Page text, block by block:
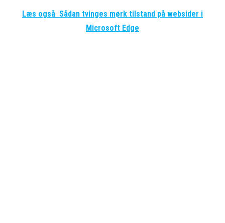
Læs også Sådan tvinges mørk tilstand på websider i
Microsoft Edge